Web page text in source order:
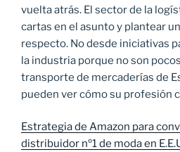
vuelta atrás. El sector de la
cartas en el asunto y plantear
respecto. No desde iniciativas
la industria porque no son
transporte de mercaderías de
pueden ver cómo su profesión
Estrategia de Amazon para
distribuidor nº1 de moda en